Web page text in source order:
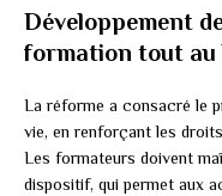
Développement
formation tout au
La réforme a consacré le
vie, en renforçant les
Les formateurs doivent
dispositif, qui permet aux